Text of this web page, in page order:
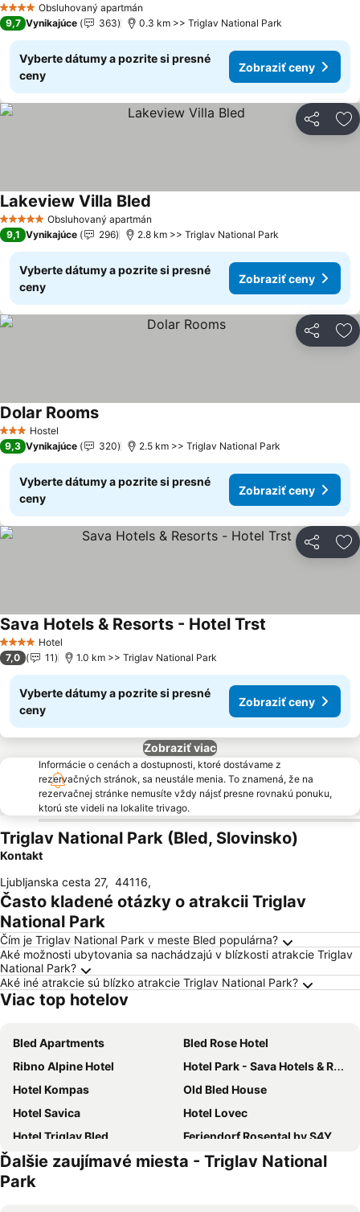
4 Počet hviezdičiek
Obsluhovaný apartmán
9,7 Vynikajúce 363 0.3 km >> Triglav National Park
Vyberte dátumy a pozrite si presné
ceny
Zobraziť ceny
Zdieľať
5 Počet hviezdičiekObsluhovaný apartmán
Lakeview Villa Bled
9,1 Vynikajúce 296 2.8 km >> Triglav National Park
Vyberte dátumy a pozrite si presné
ceny
Zobraziť ceny
Zdieľať
3 Počet hviezdičiek
Hostel
Dolar Rooms
9,3 Vynikajúce 320 2.5 km >> Triglav National Park
Vyberte dátumy a pozrite si presné
ceny
Zobraziť ceny
Zdieľať
4 Počet hviezdičiek
Hotel
Sava Hotels & Resorts - Hotel Trst
7,0 11 1.0 km >> Triglav National Park
Vyberte dátumy a pozrite si presné
ceny
Zobraziť ceny
Zobraziť viac
Informácie o cenách a dostupnosti, ktoré dostávame z
rezervačných stránok, sa neustále menia. To znamená, že na
rezervačnej stránke nemusíte vždy nájsť presne rovnakú ponuku,
ktorú ste videli na lokalite trivago.
Triglav National Park (Bled, Slovinsko)
Kontakt
Ljubljanska cesta 27, 44116,
Často kladené otázky o atrakcii Triglav
National Park
Čím je Triglav National Park v meste Bled populárna?
Aké možnosti ubytovania sa nachádzajú v blízkosti atrakcie Triglav
National Park?
Aké iné atrakcie sú blízko atrakcie Triglav National Park?
Viac top hotelov
Bled Apartments
Bled Rose Hotel
Ribno Alpine Hotel
Hotel Park - Sava Hotels & Resorts
Hotel Kompas
Old Bled House
Hotel Savica
Hotel Lovec
Hotel Triglav Bled
Feriendorf Rosental by S4Y
Hotel Astoria Bled
Bled Paradise Apartments
Rooms & Apartments Pr Matjon
Ďalšie zaujímavé miesta - Triglav National
Park